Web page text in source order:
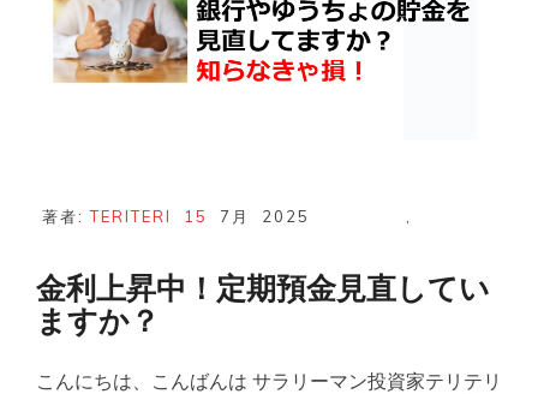
著者:TERITERI 15 7月 2025
金利上昇中！定期預金見直してい
ますか？
こんにちは、こんばんは サラリーマン投資家テリテリ